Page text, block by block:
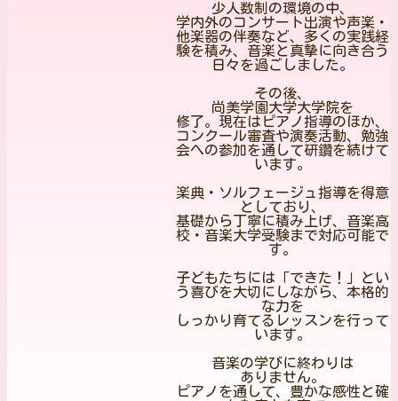
少人数制の環境の中、
学内外のコンサート出演や声楽・
他楽器の伴奏など、多くの実践経
験を積み、音楽と真摯に向き合う
日々を過ごしました。
その後、
尚美学園大学大学院を
修了。現在はピアノ指導のほか、
コンクール審査や演奏活動、勉強
会への参加を通して研鑽を続けて
います。
楽典・ソルフェージュ指導を得意
としており、
基礎から丁寧に積み上げ、音楽高
校・音楽大学受験まで対応可能で
す。
子どもたちには「できた！」とい
う喜びを大切にしながら、本格的
な力を
しっかり育てるレッスンを行って
います。
音楽の学びに終わりは
ありません。
ピアノを通して、豊かな感性と確